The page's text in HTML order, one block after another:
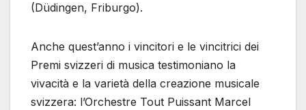
(Düdingen, Friburgo).
Anche quest’anno i vincitori e le vincitrici dei
Premi svizzeri di musica testimoniano la
vivacità e la varietà della creazione musicale
svizzera: l’Orchestre Tout Puissant Marcel